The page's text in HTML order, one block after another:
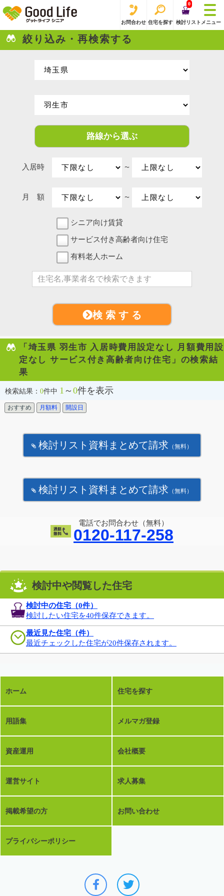
お問合わせ 住宅を探す
0
検討リスト メニュー
絞り込み・再検索する
路線から選ぶ
入居時 〜
月 額 〜
シニア向け賃貸
サービス付き高齢者向け住宅
有料老人ホーム
検 索 す る
「埼玉県 羽生市 入居時費用設定なし 月額費用設
定なし サービス付き高齢者向け住宅」の検索結
果
検索結果： 0件中 1 ～ 0件を表示
おすすめ 月額料 開設日
検討リスト資料まとめて請求 （無料）
検討リスト資料まとめて請求 （無料）
電話でお問合わせ（無料）
0120-117-258
検討中や閲覧した住宅
検討中の住宅（0件）
検討したい住宅を40件保存できます。
最近見た住宅（件）
最近チェックした住宅が20件保存されます。
ホーム 住宅を探す
用語集 メルマガ登録
資産運用 会社概要
運営サイト 求人募集
掲載希望の方 お問い合わせ
プライバシーポリシー